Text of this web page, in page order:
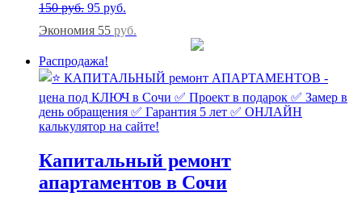
150руб. 95 руб.
Экономия 55 руб.
Распродажа!
Капитальный ремонт
апартаментов в Сочи